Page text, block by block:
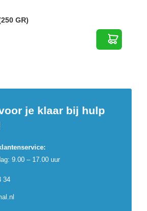
GR)
je klaar bij hulp
9.00 – 17.00 uur
34